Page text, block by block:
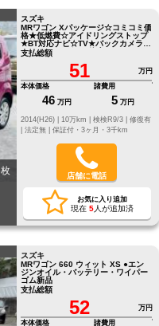
スズキ
MRワゴン Xパッケージ☆コミコミ価
格★低燃費☆アイドリングストップ
★BT対応ナビ☆TV★バックカメラ☆
スマートキー★ ●●他店にてローン
NGだったお客様でもお気軽にご相
談ください●LINE ID[@oeu0051f]
支払総額
51
万円
本体価格
46 万円
諸費用
5 万円
修復有
法定無 | 保証付・3ヶ月・3千km
店舗に電話
お気に入り追加
現在 5人が追加済
スズキ
MRワゴン 660 ウィット XS ●エン
ジンオイル・バッテリー・ワイパー
ゴム新品
支払総額
52
万円
本体価格
諸費用